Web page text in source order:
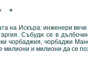
*
Искъра: инженери вече
Събуди се в
чорбаджия, чорбаджи
милиони и милиони да се